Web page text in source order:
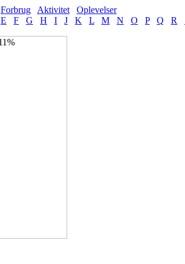
Forbrug Aktivitet
Oplevelser
E F G H I J K L M N O P Q R